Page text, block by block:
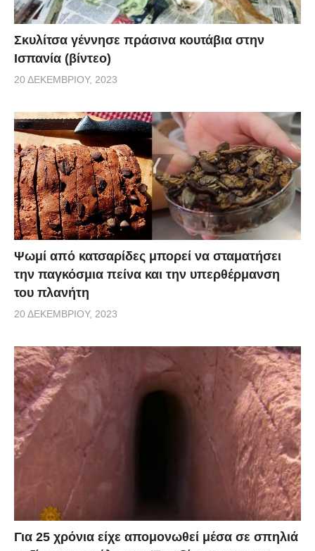
Σκυλίτσα γέννησε πράσινα κουτάβια στην
Ισπανία (βίντεο)
20 ΔΕΚΕΜΒΡΊΟΥ, 2023
Ψωμί από κατσαρίδες μπορεί να σταματήσει
την παγκόσμια πείνα και την υπερθέρμανση
του πλανήτη
20 ΔΕΚΕΜΒΡΊΟΥ, 2023
Για 25 χρόνια είχε απομονωθεί μέσα σε σπηλιά